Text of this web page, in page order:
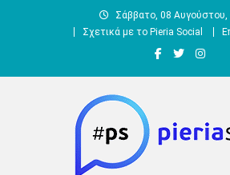
Σάββατο, 08 Αυγούστου,
Σχετικά με το Pieria Social